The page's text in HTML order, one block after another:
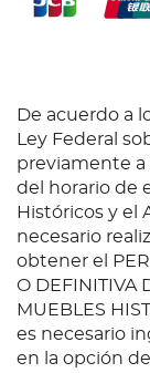
De acuerdo a
Ley Federal
previamente a
del horario de
Históricos y el
necesario
obtener el
O DEFINITIVA
MUEBLES
es necesario
en la opción